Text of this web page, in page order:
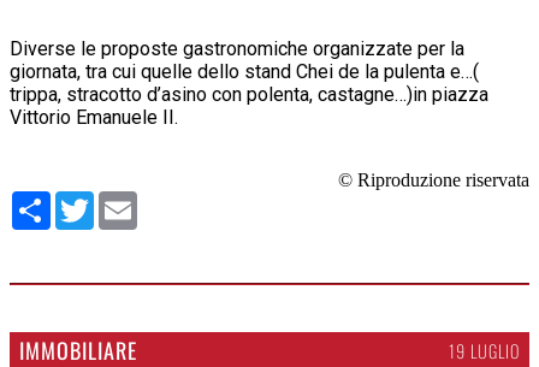
Diverse le proposte gastronomiche organizzate per la
giornata, tra cui quelle dello stand Chei de la pulenta e…(
trippa, stracotto d’asino con polenta, castagne…)in piazza
Vittorio Emanuele II.
© Riproduzione riservata
Condividi
Twitter
IMMOBILIARE 19 LUGLIO